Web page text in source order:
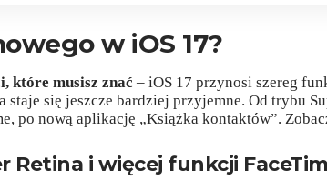
w iOS 17?
które musisz znać – iOS 17 przynosi szereg
staje się jeszcze bardziej przyjemne. Od trybu
po nową aplikację „Książka kontaktów”.
Retina i więcej funkcji